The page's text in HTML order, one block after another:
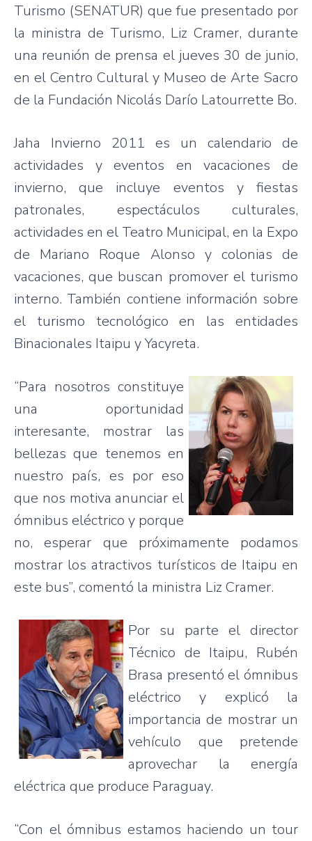
Turismo (SENATUR) que fue presentado por
la ministra de Turismo, Liz Cramer, durante
una reunión de prensa el jueves 30 de junio,
en el Centro Cultural y Museo de Arte Sacro
de la Fundación Nicolás Darío Latourrette Bo.
Jaha Invierno 2011 es un calendario de
actividades y eventos en vacaciones de
invierno, que incluye eventos y fiestas
patronales, espectáculos culturales,
actividades en el Teatro Municipal, en la Expo
de Mariano Roque Alonso y colonias de
vacaciones, que buscan promover el turismo
interno. También contiene información sobre
el turismo tecnológico en las entidades
Binacionales Itaipu y Yacyreta.
“Para nosotros constituye
una oportunidad
interesante, mostrar las
bellezas que tenemos en
nuestro país, es por eso
que nos motiva anunciar el
ómnibus eléctrico y porque
no, esperar que próximamente podamos
mostrar los atractivos turísticos de Itaipu en
este bus”, comentó la ministra Liz Cramer.
Por su parte el director
Técnico de Itaipu, Rubén
Brasa presentó el ómnibus
eléctrico y explicó la
importancia de mostrar un
vehículo que pretende
aprovechar la energía
eléctrica que produce Paraguay.
“Con el ómnibus estamos haciendo un tour